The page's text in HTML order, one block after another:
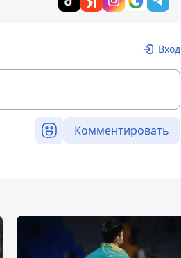
Вход
Комментировать